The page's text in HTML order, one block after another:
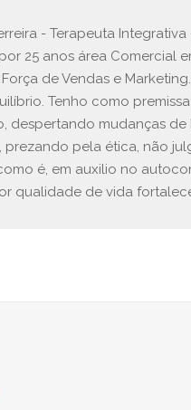
- Terapeuta
25 anos área Comercial
de Vendas e
Tenho como
despertando mudanças
prezando pela ética, não
é, em auxilio no
qualidade de vida